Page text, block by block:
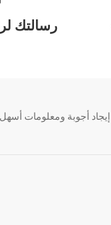
رسالتك